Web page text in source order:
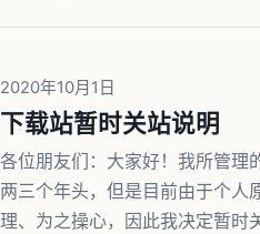
2020年10月1日
下载站暂时关站说明
各位朋友们：大家好！我所管理
两三个年头，但是目前由于个人
理、为之操心，因此我决定暂时